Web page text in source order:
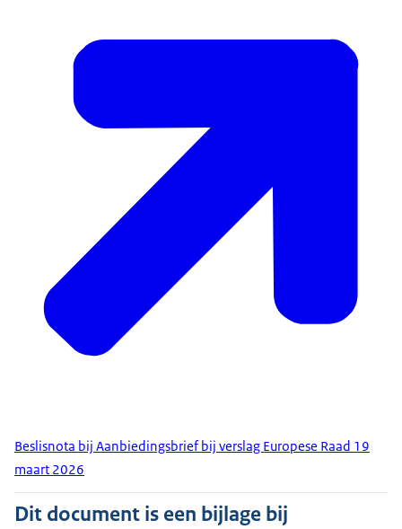
Beslisnota bij Aanbiedingsbrief bij verslag Europese Raad 19
maart 2026
Dit document is een bijlage bij